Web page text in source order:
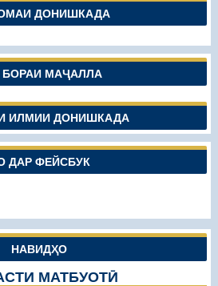
ДОНИШКАДА
БОРАИ МАҶАЛЛА
ИЛМИИ ДОНИШКАДА
ДАР ФЕЙСБУК
НАВИДҲО
МАТБУОТӢ